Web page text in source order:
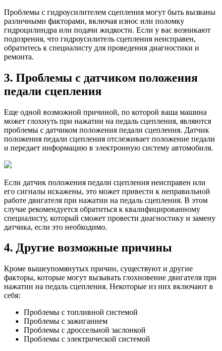
Проблемы с гидроусилителем сцепления могут быть вызваны
различными факторами, включая износ или поломку
гидроцилиндра или подачи жидкости. Если у вас возникают
подозрения, что гидроусилитель сцепления неисправен,
обратитесь к специалисту для проведения диагностики и
ремонта.
3. Проблемы с датчиком положения
педали сцепления
Еще одной возможной причиной, по которой ваша машина
может глохнуть при нажатии на педаль сцепления, являются
проблемы с датчиком положения педали сцепления. Датчик
положения педали сцепления отслеживает положение педали
и передает информацию в электронную систему автомобиля.
Если датчик положения педали сцепления неисправен или
его сигналы искажены, это может привести к неправильной
работе двигателя при нажатии на педаль сцепления. В этом
случае рекомендуется обратиться к квалифицированному
специалисту, который сможет провести диагностику и замену
датчика, если это необходимо.
4. Другие возможные причины
Кроме вышеупомянутых причин, существуют и другие
факторы, которые могут вызывать глохновение двигателя при
нажатии на педаль сцепления. Некоторые из них включают в
себя:
Проблемы с топливной системой
Проблемы с зажиганием
Проблемы с дроссельной заслонкой
Проблемы с электрической системой